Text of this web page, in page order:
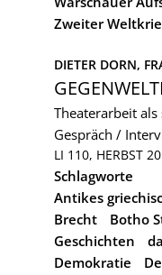
Zweiter
DIETER DORN,
Theaterarbeit
Gespräch /
LI 110, HERBST
Schlagworte
Antikes
Brecht
Botho
Geschichten
Demokratie